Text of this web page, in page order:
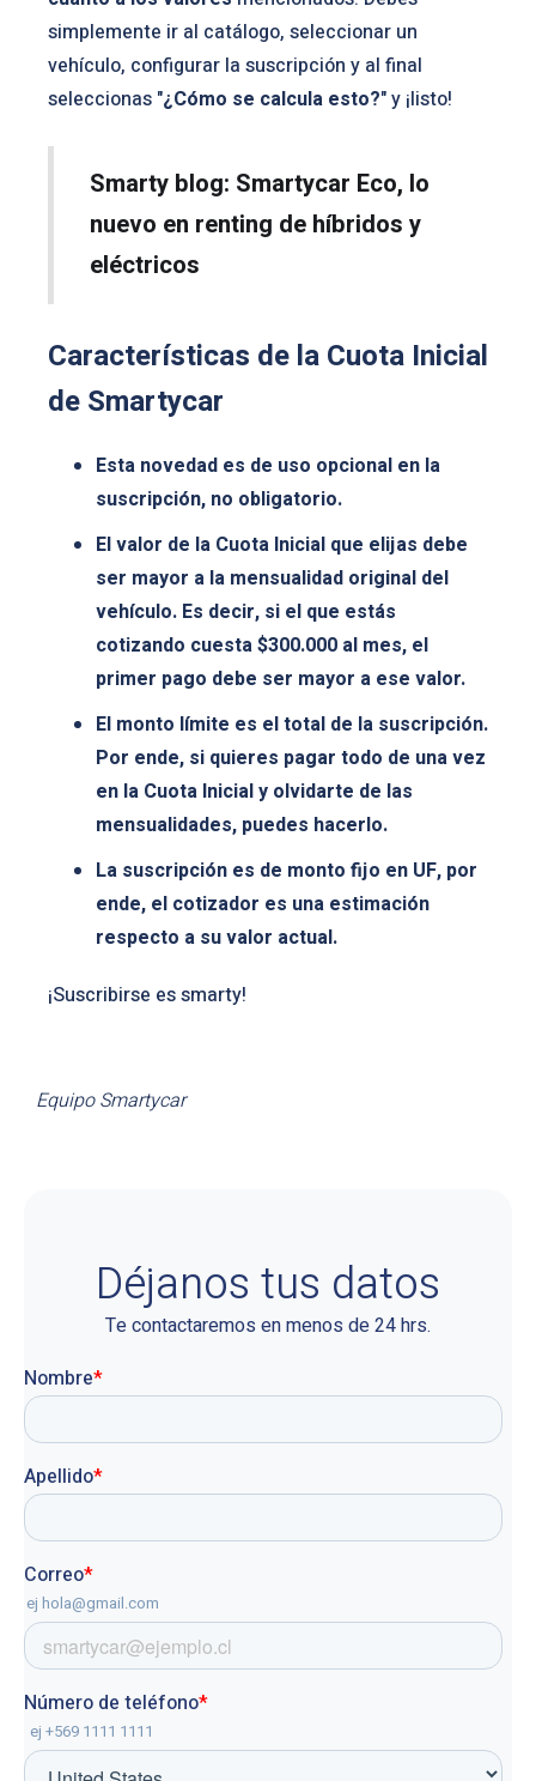
simplemente ir al catálogo, seleccionar un
vehículo, configurar la suscripción y al final
seleccionas "¿Cómo se calcula esto?" y ¡listo!
Smarty blog: Smartycar Eco, lo
nuevo en renting de híbridos y
eléctricos
Características de la Cuota Inicial
de Smartycar
Esta novedad es de uso opcional en la
suscripción, no obligatorio.
El valor de la Cuota Inicial que elijas debe
ser mayor a la mensualidad original del
vehículo. Es decir, si el que estás
cotizando cuesta $300.000 al mes, el
primer pago debe ser mayor a ese valor.
El monto límite es el total de la suscripción.
Por ende, si quieres pagar todo de una vez
en la Cuota Inicial y olvidarte de las
mensualidades, puedes hacerlo.
La suscripción es de monto fijo en UF, por
ende, el cotizador es una estimación
respecto a su valor actual.
¡Suscribirse es smarty!
Equipo Smartycar
Déjanos tus datos
Te contactaremos en menos de 24 hrs.